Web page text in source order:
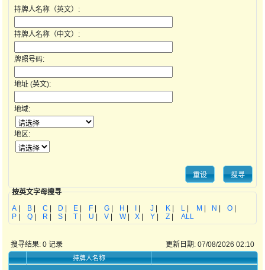
持牌人名称（英文）:
持牌人名称（中文）:
牌照号码:
地址 (英文):
地域:
地区:
按英文字母搜寻
A | B | C | D | E | F | G | H | I | J | K | L | M | N | O |
P | Q | R | S | T | U | V | W| X | Y | Z | ALL
搜寻结果: 0 记录 更新日期: 07/08/2026 02:10
持牌人名称